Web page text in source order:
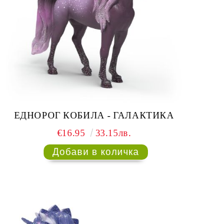
ЕДНОРОГ КОБИЛА - ГАЛАКТИКА
€16.95
33.15лв.